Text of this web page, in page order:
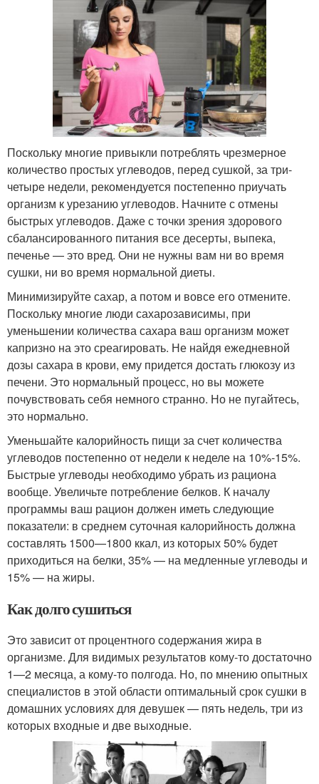
Поскольку многие привыкли потреблять чрезмерное
количество простых углеводов, перед сушкой, за три-
четыре недели, рекомендуется постепенно приучать
организм к урезанию углеводов. Начните с отмены
быстрых углеводов. Даже с точки зрения здорового
сбалансированного питания все десерты, выпека,
печенье — это вред. Они не нужны вам ни во время
сушки, ни во время нормальной диеты.
Минимизируйте сахар, а потом и вовсе его отмените.
Поскольку многие люди сахарозависимы, при
уменьшении количества сахара ваш организм может
капризно на это среагировать. Не найдя ежедневной
дозы сахара в крови, ему придется достать глюкозу из
печени. Это нормальный процесс, но вы можете
почувствовать себя немного странно. Но не пугайтесь,
это нормально.
Уменьшайте калорийность пищи за счет количества
углеводов постепенно от недели к неделе на 10%-15%.
Быстрые углеводы необходимо убрать из рациона
вообще. Увеличьте потребление белков. К началу
программы ваш рацион должен иметь следующие
показатели: в среднем суточная калорийность должна
составлять 1500—1800 ккал, из которых 50% будет
приходиться на белки, 35% — на медленные углеводы и
15% — на жиры.
Как долго сушиться
Это зависит от процентного содержания жира в
организме. Для видимых результатов кому-то достаточно
1—2 месяца, а кому-то полгода. Но, по мнению опытных
специалистов в этой области оптимальный срок сушки в
домашних условиях для девушек — пять недель, три из
которых входные и две выходные.